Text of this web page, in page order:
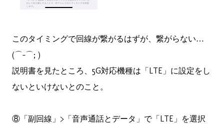
このタイミングで回線が繋がるはずが、繋がらない…
(⌒-⌒; )
説明書を見たところ、5G対応機種は「LTE」に設定をし
ないといけないとのこと。
⑧「副回線」>「音声通話とデータ」で「LTE」を選択